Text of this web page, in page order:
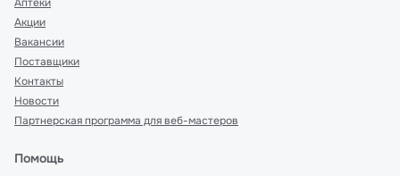
Акции
Вакансии
Поставщики
Контакты
Новости
Партнерская программа для веб-мастеров
Помощь